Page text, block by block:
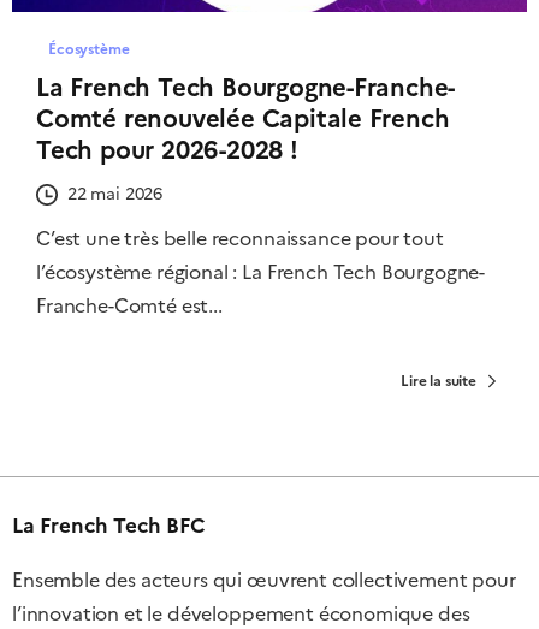
Écosystème
La French Tech Bourgogne-Franche-
Comté renouvelée Capitale French
Tech pour 2026-2028 !
22 mai 2026
C’est une très belle reconnaissance pour tout
l’écosystème régional : La French Tech Bourgogne-
Franche-Comté est...
Lire la suite
La French Tech BFC
Ensemble des acteurs qui œuvrent collectivement pour
l’innovation et le développement économique des